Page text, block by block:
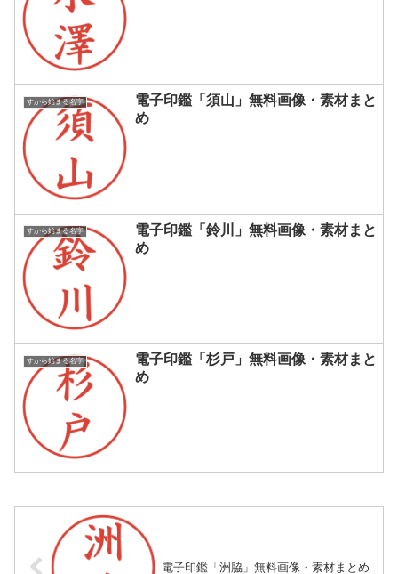
すから始まる名字
電子印鑑「須山」無料画像・素材まと
め
すから始まる名字
電子印鑑「鈴川」無料画像・素材まと
め
すから始まる名字
電子印鑑「杉戸」無料画像・素材まと
め
電子印鑑「洲脇」無料画像・素材まとめ